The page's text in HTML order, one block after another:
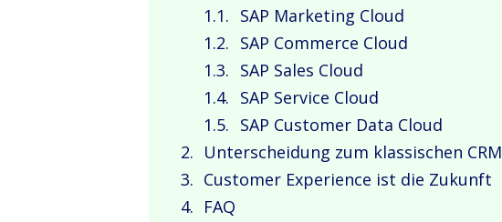
SAP Marketing Cloud
SAP Commerce Cloud
SAP Sales Cloud
SAP Service Cloud
SAP Customer Data Cloud
Unterscheidung zum klassischen CRM
Customer Experience ist die Zukunft
FAQ